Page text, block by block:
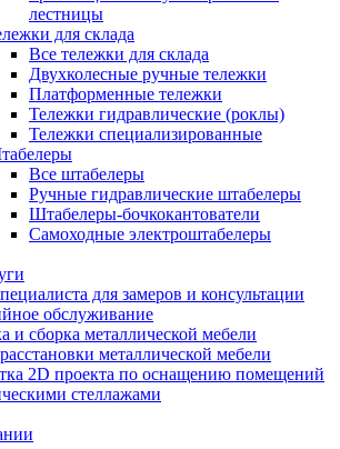
лестницы
для склада
Все тележки для склада
Двухколесные ручные тележки
Платформенные тележки
Тележки гидравлические (роклы)
Тележки специализированные
Все штабелеры
Ручные гидравлические штабелеры
Штабелеры-бочкокантователи
Самоходные электроштабелеры
для замеров и консультации
обслуживание
и сборка металлической мебели
металлической мебели
2D проекта по оснащению помещений
стеллажами